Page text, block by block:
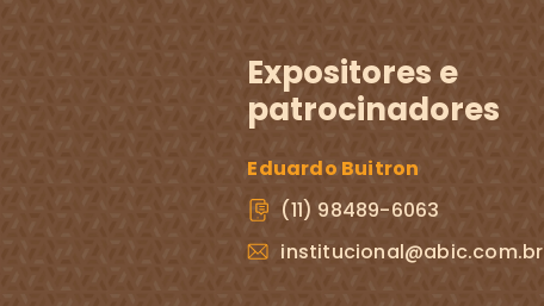
Expositores e
patrocinadores
Eduardo Buitron
(11) 98489-6063
institucional@abic.com.br